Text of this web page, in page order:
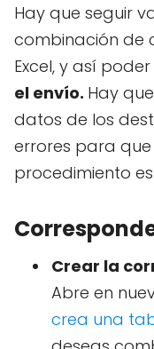
Hay que seguir
combinación de
Excel, y así poder
el envío. Hay
datos de los
errores para
procedimiento
Crear la
Abre en
crea una